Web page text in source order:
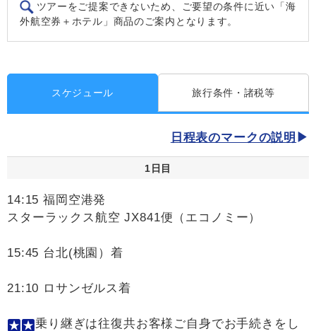
ツアーをご提案できないため、ご要望の条件に近い「海
外航空券＋ホテル」商品のご案内となります。
スケジュール 旅行条件・諸税等
日程表のマークの説明
1日目
14:15 福岡空港発
スターラックス航空 JX841便（エコノミー）
15:45 台北(桃園）着
21:10 ロサンゼルス着
乗り継ぎは往復共お客様ご自身でお手続きをし